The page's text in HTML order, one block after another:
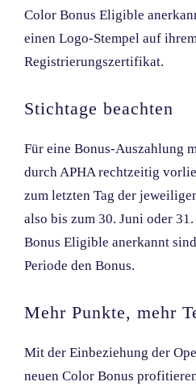
Color Bonus Eligible
einen Logo-Stempel auf
Registrierungszertifikat.
Stichtage beachten
Für eine Bonus-Auszahlung
durch APHA rechtzeitig
zum letzten Tag der
also bis zum 30. Juni oder
Bonus Eligible anerkannt
Periode den Bonus.
Mehr Punkte, mehr
Mit der Einbeziehung der
neuen Color Bonus